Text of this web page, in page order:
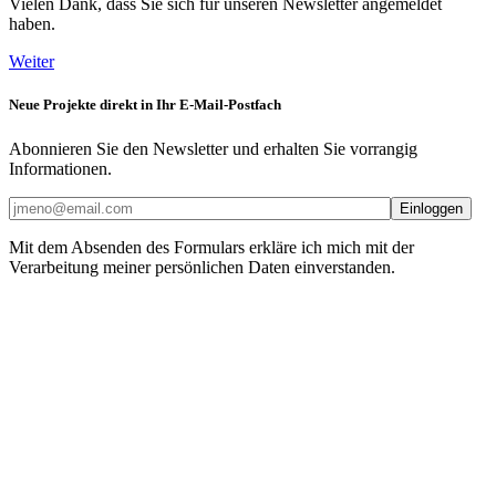
Vielen Dank, dass Sie sich für unseren Newsletter angemeldet
haben.
Weiter
Neue Projekte direkt in Ihr E-Mail-Postfach
Abonnieren Sie den Newsletter und erhalten Sie vorrangig
Informationen.
Mit dem Absenden des Formulars erkläre ich mich mit der
Verarbeitung meiner persönlichen Daten einverstanden.